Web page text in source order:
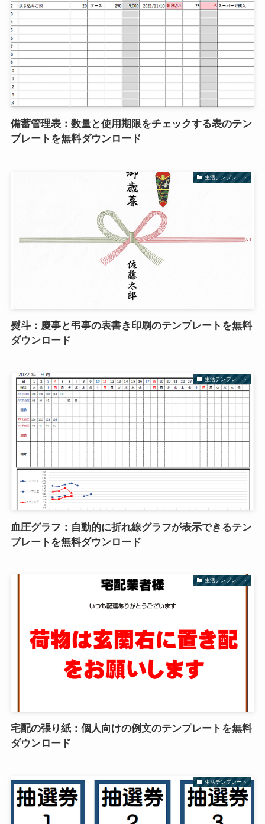
備蓄管理表：数量と使用期限をチェックする表のテン
プレートを無料ダウンロード
生活テンプレート
熨斗：慶事と弔事の表書き印刷のテンプレートを無料
ダウンロード
生活テンプレート
血圧グラフ：自動的に折れ線グラフが表示できるテン
プレートを無料ダウンロード
生活テンプレート
宅配の張り紙：個人向けの例文のテンプレートを無料
ダウンロード
生活テンプレート